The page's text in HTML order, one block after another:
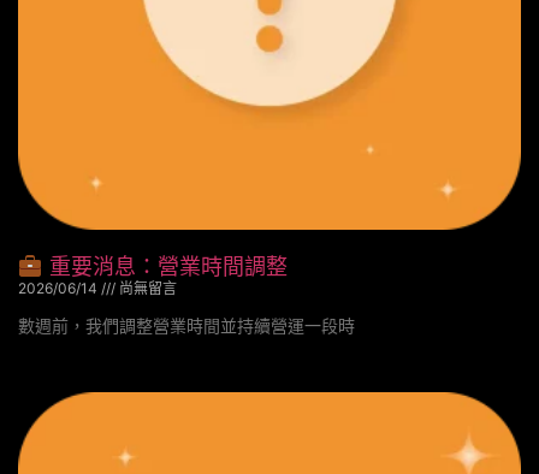
重要消息：營業時間調整
2026/06/14 尚無留言
數週前，我們調整營業時間並持續營運一段時